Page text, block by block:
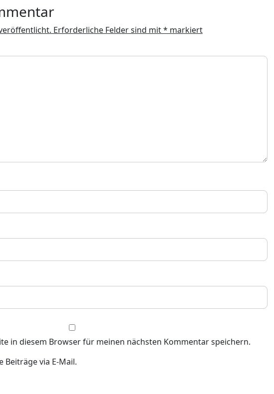
Erforderliche Felder sind mit* markiert
in diesem Browser für meinen nächsten Kommentar speichern.
Beiträge via E-Mail.